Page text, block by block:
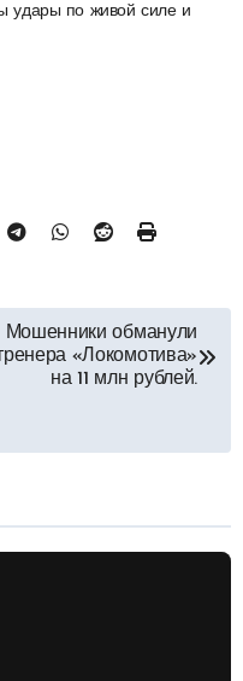
удары по живой силе и
Мошенники обманули
«Локомотива»
на 11 млн рублей.